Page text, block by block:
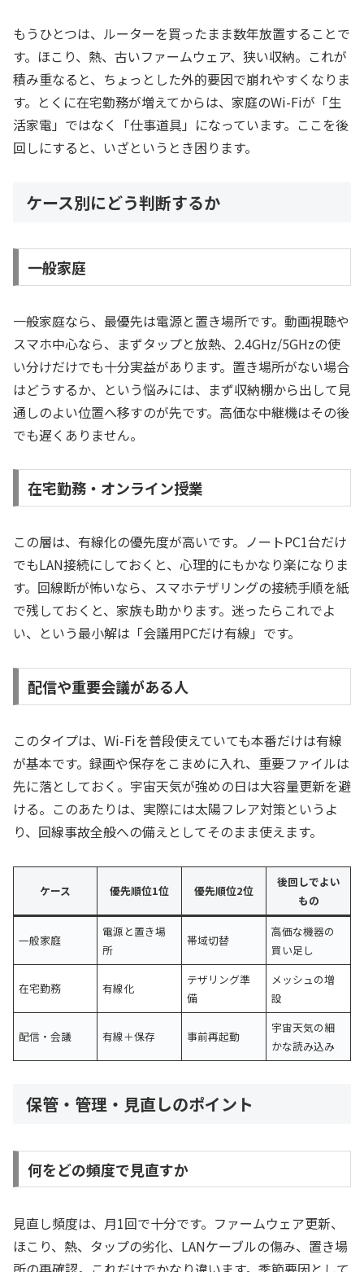
もうひとつは、ルーターを買ったまま数年放置することで
す。ほこり、熱、古いファームウェア、狭い収納。これが
積み重なると、ちょっとした外的要因で崩れやすくなりま
す。とくに在宅勤務が増えてからは、家庭のWi-Fiが「生
活家電」ではなく「仕事道具」になっています。ここを後
回しにすると、いざというとき困ります。
ケース別にどう判断するか
一般家庭
一般家庭なら、最優先は電源と置き場所です。動画視聴や
スマホ中心なら、まずタップと放熱、2.4GHz/5GHzの使
い分けだけでも十分実益があります。置き場所がない場合
はどうするか、という悩みには、まず収納棚から出して見
通しのよい位置へ移すのが先です。高価な中継機はその後
でも遅くありません。
在宅勤務・オンライン授業
この層は、有線化の優先度が高いです。ノートPC1台だけ
でもLAN接続にしておくと、心理的にもかなり楽になりま
す。回線断が怖いなら、スマホテザリングの接続手順を紙
で残しておくと、家族も助かります。迷ったらこれでよ
い、という最小解は「会議用PCだけ有線」です。
配信や重要会議がある人
このタイプは、Wi-Fiを普段使えていても本番だけは有線
が基本です。録画や保存をこまめに入れ、重要ファイルは
先に落としておく。宇宙天気が強めの日は大容量更新を避
ける。このあたりは、実際には太陽フレア対策というよ
り、回線事故全般への備えとしてそのまま使えます。
ケース 優先順位1位 優先順位2位
後回しでよい
もの
一般家庭
電源と置き場
所
帯域切替
高価な機器の
買い足し
在宅勤務 有線化
テザリング準
備
メッシュの増
設
配信・会議 有線＋保存 事前再起動
宇宙天気の細
かな読み込み
保管・管理・見直しのポイント
何をどの頻度で見直すか
見直し頻度は、月1回で十分です。ファームウェア更新、
ほこり、熱、タップの劣化、LANケーブルの傷み、置き場